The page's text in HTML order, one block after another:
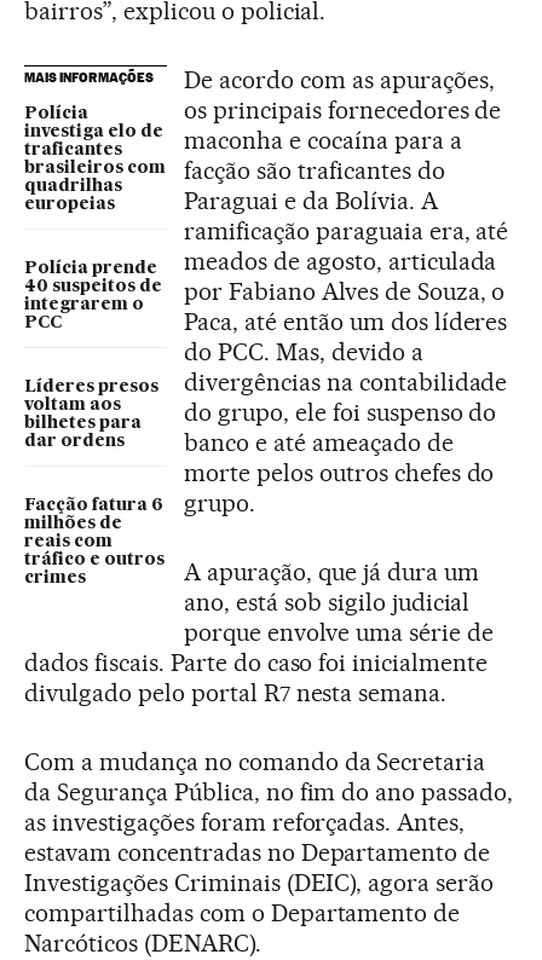
bairros”, explicou o policial.
MAIS INFORMAÇÕES
Polícia
investiga elo de
traficantes
brasileiros com
quadrilhas
europeias
Polícia prende
40 suspeitos de
integrarem o
PCC
Líderes presos
voltam aos
bilhetes para
dar ordens
Facção fatura 6
milhões de
reais com
tráfico e outros
crimes
De acordo com as apurações,
os principais fornecedores de
maconha e cocaína para a
facção são traficantes do
Paraguai e da Bolívia. A
ramificação paraguaia era, até
meados de agosto, articulada
por Fabiano Alves de Souza, o
Paca, até então um dos líderes
do PCC. Mas, devido a
divergências na contabilidade
do grupo, ele foi suspenso do
banco e até ameaçado de
morte pelos outros chefes do
grupo.
A apuração, que já dura um
ano, está sob sigilo judicial
porque envolve uma série de
dados fiscais. Parte do caso foi inicialmente
divulgado pelo portal R7 nesta semana.
Com a mudança no comando da Secretaria
da Segurança Pública, no fim do ano passado,
as investigações foram reforçadas. Antes,
estavam concentradas no Departamento de
Investigações Criminais (DEIC), agora serão
compartilhadas com o Departamento de
Narcóticos (DENARC).